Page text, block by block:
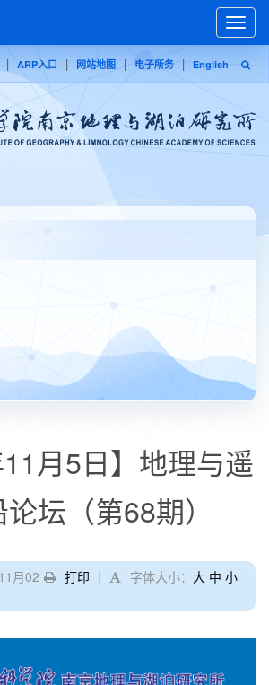
| ARP入口 | 网站地图 | 电子所务 | English
Toggle
11月5日】地理与遥
坛（第68期）
打印 ｜ 字体大小： 大 中 小
月02